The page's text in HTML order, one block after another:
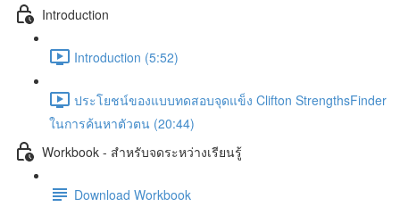
Introduction
Introduction (5:52)
ประโยชน์ของแบบทดสอบจุดแข็ง Clifton StrengthsFinder
ในการค้นหาตัวตน (20:44)
Workbook - สำหรับจดระหว่างเรียนรู้
Download Workbook